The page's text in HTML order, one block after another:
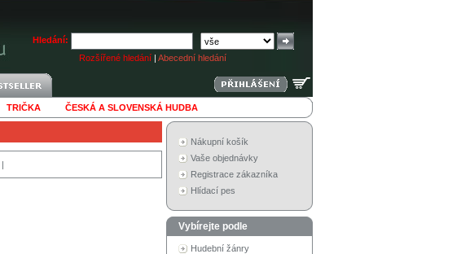
Hledání:
Rozšířené hledání | Abecední hledání
TRIČKA ČESKÁ A SLOVENSKÁ HUDBA
|
Nákupní košík
Vaše objednávky
Registrace zákazníka
Hlídací pes
Vybírejte podle
Hudební žánry